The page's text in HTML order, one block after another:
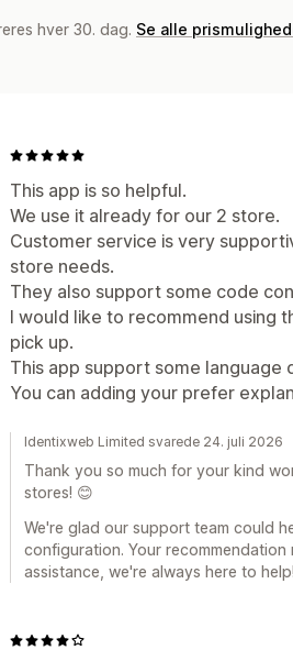
hver 30. dag. Se alle
This app is so helpful.
We use it already for our 2 store.
Customer service is very
store needs.
They also support some code
I would like to recommend using
pick up.
This app support some
You can adding your prefer
Identixweb Limited svarede 24. juli 2026
Thank you so much for your kind
stores! 😊
We're glad our support team could
configuration. Your
assistance, we're always here to help!